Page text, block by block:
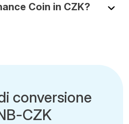
Coin in CZK?
conversione
CZK